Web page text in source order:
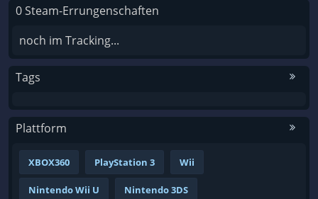
0 Steam-Errungenschaften
noch im Tracking...
Tags
Plattform
XBOX360 PlayStation 3 Wii
Nintendo Wii U Nintendo 3DS